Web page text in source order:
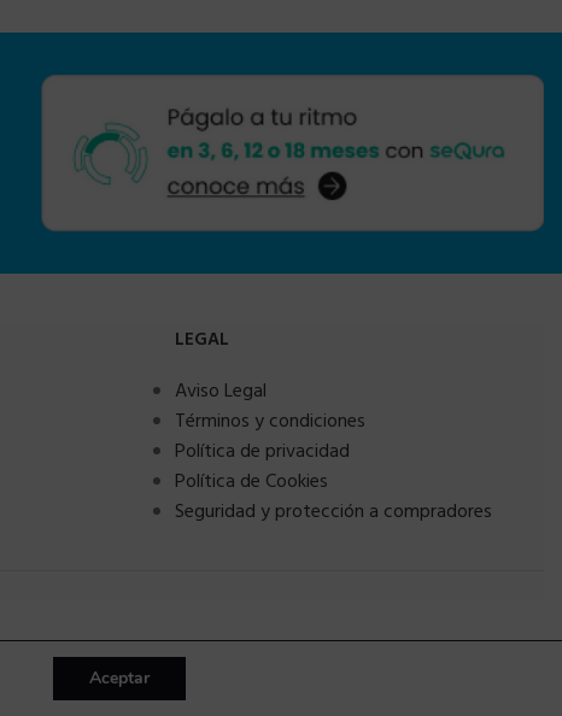
LEGAL
Aviso Legal
Términos y condiciones
Política de privacidad
Política de Cookies
Seguridad y protección a compradores
Aceptar